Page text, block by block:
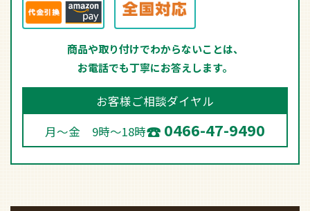
商品や取り付けでわからないことは、
お電話でも丁寧にお答えします。
お客様ご相談ダイヤル
月～金 9時～18時
0466-47-9490